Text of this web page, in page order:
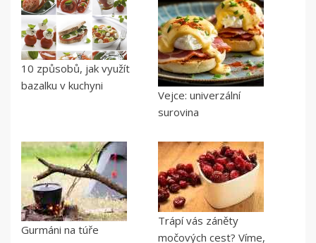
10 způsobů, jak využít
bazalku v kuchyni
Vejce: univerzální
surovina
Gurmáni na túře
Trápí vás záněty
močových cest? Víme,